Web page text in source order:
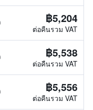
฿5,204
ต่อคืนรวม VAT
฿5,538
ต่อคืนรวม VAT
฿5,556
ต่อคืนรวม VAT